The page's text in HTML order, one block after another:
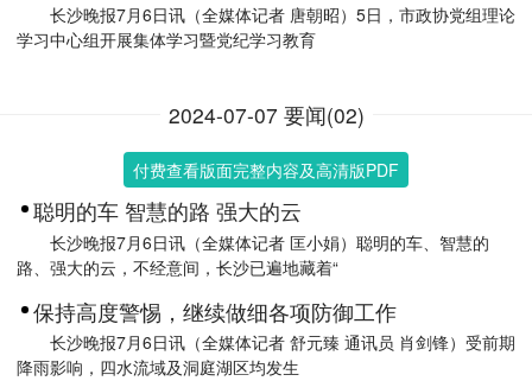
长沙晚报7月6日讯（全媒体记者 唐朝昭）5日，市政协党组理论
学习中心组开展集体学习暨党纪学习教育
2024-07-07 要闻(02)
付费查看版面完整内容及高清版PDF
聪明的车 智慧的路 强大的云
长沙晚报7月6日讯（全媒体记者 匡小娟）聪明的车、智慧的
路、强大的云，不经意间，长沙已遍地藏着“
保持高度警惕，继续做细各项防御工作
长沙晚报7月6日讯（全媒体记者 舒元臻 通讯员 肖剑锋）受前期
降雨影响，四水流域及洞庭湖区均发生